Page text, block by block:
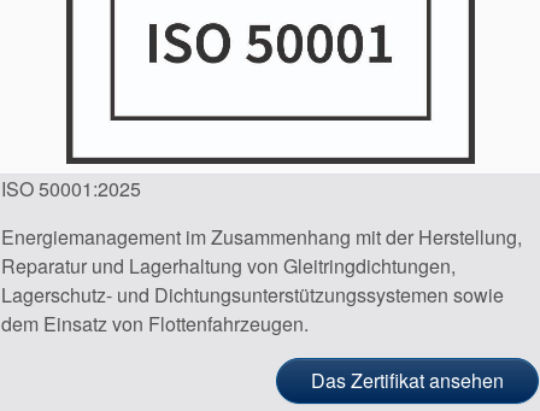
ISO 50001:2025
Energiemanagement im Zusammenhang mit der Herstellung,
Reparatur und Lagerhaltung von Gleitringdichtungen,
Lagerschutz- und Dichtungsunterstützungssystemen sowie
dem Einsatz von Flottenfahrzeugen.
Das Zertifikat ansehen